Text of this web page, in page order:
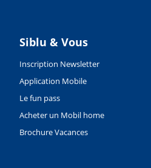
Siblu & Vous
Inscription Newsletter
Application Mobile
Le fun pass
Acheter un Mobil home
Brochure Vacances